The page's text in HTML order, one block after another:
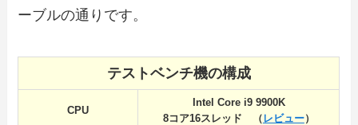
ーブルの通りです。
テストベンチ機の構成
CPU
Intel Core i9 9900K
8コア16スレッド （ レビュー）